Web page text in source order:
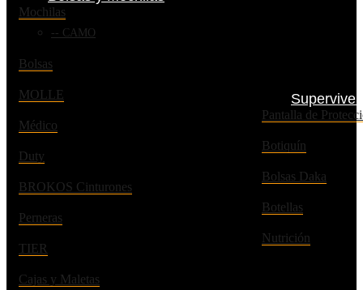
Mochilas
CAMO
Bolsas
MOLLE
Médico
Duty
BROKOS Cinturones
Perneras
TIER
Cajas y Maletas
Pantalla de
Botiquín
Bolsas Daka
Botellas
Nutrición